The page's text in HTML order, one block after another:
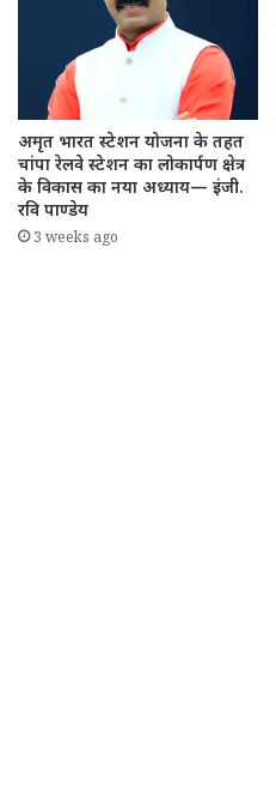
अमृत भारत स्टेशन योजना के तहत
चांपा रेलवे स्टेशन का लोकार्पण क्षेत्र
के विकास का नया अध्याय— इंजी.
रवि पाण्डेय
3 weeks ago